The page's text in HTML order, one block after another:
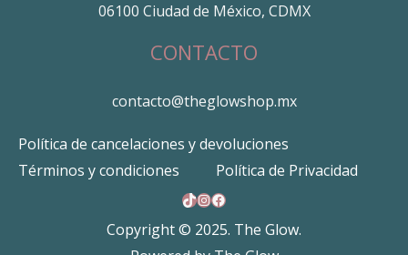
06100 Ciudad de México, CDMX
CONTACTO
contacto@theglowshop.mx
Política de cancelaciones y devoluciones
Términos y condiciones
Política de Privacidad
TikTok
Instagram
Facebook
Copyright © 2025. The Glow.